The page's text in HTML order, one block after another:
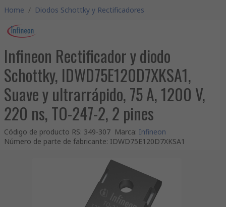
Home / Diodos Schottky y Rectificadores
Infineon Rectificador y diodo
Schottky, IDWD75E120D7XKSA1,
Suave y ultrarrápido, 75 A, 1200 V,
220 ns, TO-247-2, 2 pines
Código de producto RS: 349-307 Marca: Infineon
Número de parte de fabricante: IDWD75E120D7XKSA1